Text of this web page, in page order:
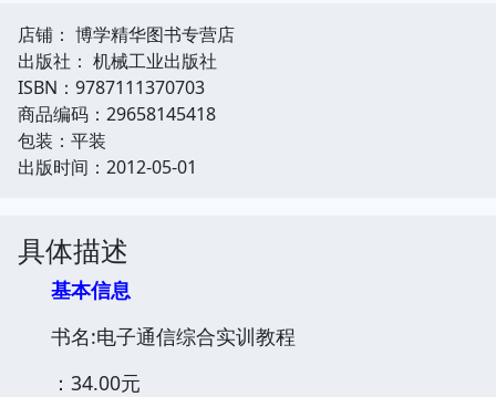
店铺： 博学精华图书专营店
出版社： 机械工业出版社
ISBN：9787111370703
商品编码：29658145418
包装：平装
出版时间：2012-05-01
具体描述
基本信息
书名:电子通信综合实训教程
：34.00元